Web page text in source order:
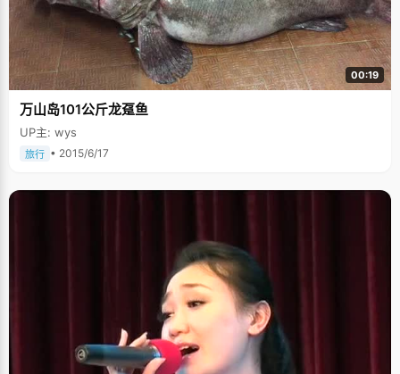
00:19
万山岛101公斤龙趸鱼
UP主: wys
旅行 • 2015/6/17